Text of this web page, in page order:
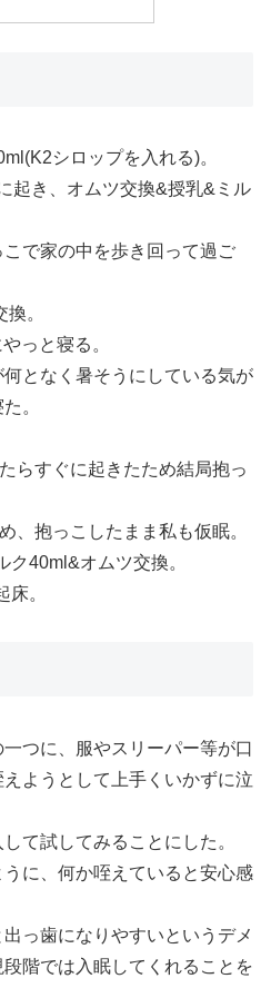
シロップを入れる)。
起き、オムツ交換&授乳&ミル
で家の中を歩き回って過ご
。
っと寝る。
となく暑そうにしている気が
。
らすぐに起きたため結局抱っ
、抱っこしたまま私も仮眠。
40ml&オムツ交換。
。
つに、服やスリーパー等が口
ようとして上手くいかずに泣
て試してみることにした。
に、何か咥えていると安心感
っ歯になりやすいというデメ
階では入眠してくれることを